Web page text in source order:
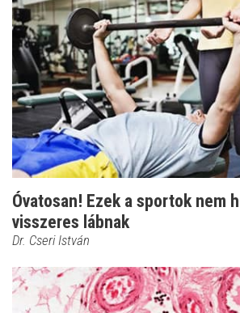
Óvatosan! Ezek a sportok nem
visszeres lábnak
Dr. Cseri István